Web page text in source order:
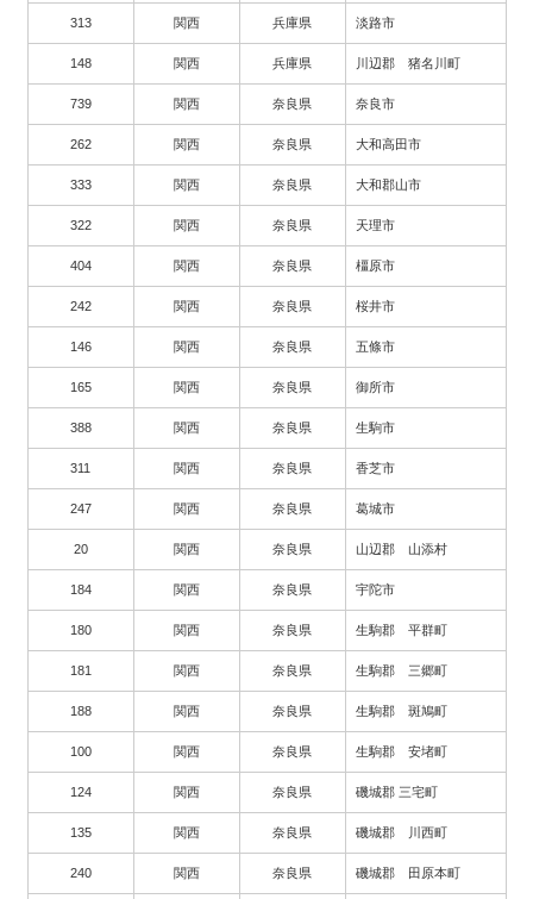
313 関西 兵庫県 淡路市
148 関西 兵庫県 川辺郡 猪名川町
739 関西 奈良県 奈良市
262 関西 奈良県 大和高田市
333 関西 奈良県 大和郡山市
322 関西 奈良県 天理市
404 関西 奈良県 橿原市
242 関西 奈良県 桜井市
146 関西 奈良県 五條市
165 関西 奈良県 御所市
388 関西 奈良県 生駒市
311 関西 奈良県 香芝市
247 関西 奈良県 葛城市
20 関西 奈良県 山辺郡 山添村
184 関西 奈良県 宇陀市
180 関西 奈良県 生駒郡 平群町
181 関西 奈良県 生駒郡 三郷町
188 関西 奈良県 生駒郡 斑鳩町
100 関西 奈良県 生駒郡 安堵町
124 関西 奈良県 磯城郡 三宅町
135 関西 奈良県 磯城郡 川西町
240 関西 奈良県 磯城郡 田原本町